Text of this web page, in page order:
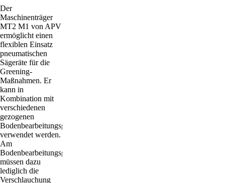
Der
Maschinenträger
MT2 M1 von APV
ermöglicht einen
flexiblen Einsatz
pneumatischen
Sägeräte für die
Greening-
Maßnahmen. Er
kann in
Kombination mit
verschiedenen
gezogenen
Bodenbearbeitungsgeräten
verwendet werden.
Am
Bodenbearbeitungsgerät
müssen dazu
lediglich die
Verschlauchung